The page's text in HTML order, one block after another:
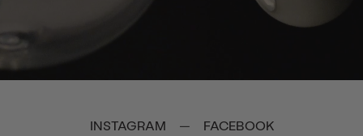
INSTAGRAM — FACEBOOK